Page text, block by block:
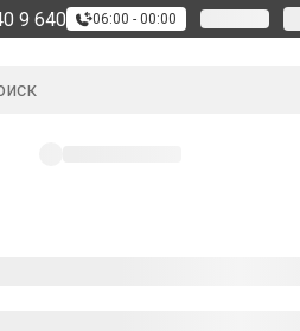
9 640 06:00 - 00:00